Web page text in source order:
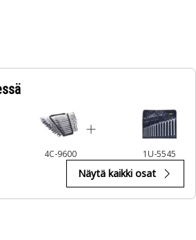
4C-9600 1U-5545
Näytä kaikki osat